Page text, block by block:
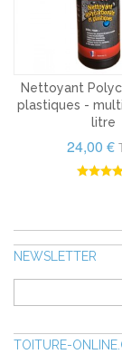
Nettoyant
plastiques -
litre
24,00 €
NEWSLETTER
TOITURE-